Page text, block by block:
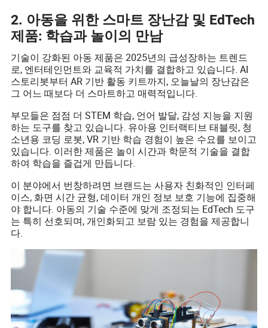
2. 아동을 위한 스마트 장난감 및 EdTech
제품: 학습과 놀이의 만남
기술이 강화된 아동 제품은 2025년의 급성장하는 트렌드
로, 엔터테인먼트와 교육적 가치를 결합하고 있습니다. AI
스토리봇부터 AR 기반 활동 키트까지, 오늘날의 장난감은
그 어느 때보다 더 스마트하고 매력적입니다.
부모들은 점점 더 STEM 학습, 언어 발달, 감성 지능을 지원
하는 도구를 찾고 있습니다. 유아용 인터랙티브 태블릿, 청
소년용 코딩 로봇, VR 기반 학습 경험이 높은 수요를 보이고
있습니다. 이러한 제품은 놀이 시간과 학문적 기술을 결합
하여 학습을 즐겁게 만듭니다.
이 분야에서 번창하려면 브랜드는 사용자 친화적인 인터페
이스, 화면 시간 균형, 데이터 개인 정보 보호 기능에 집중해
야 합니다. 아동의 기술 수준에 맞게 조정되는 EdTech 도구
는 특히 선호되며, 개인화되고 보람 있는 경험을 제공합니
다.